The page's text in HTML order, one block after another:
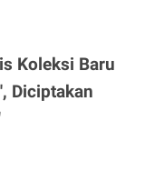
Koleksi Baru
Diciptakan